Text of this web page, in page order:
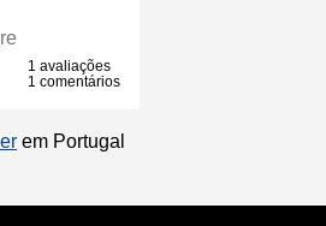
1 avaliações
1 comentários
em Portugal